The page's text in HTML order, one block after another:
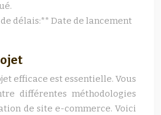
délais:** Date de lancement
efficace est essentielle. Vous
différentes méthodologies
de site e-commerce. Voici